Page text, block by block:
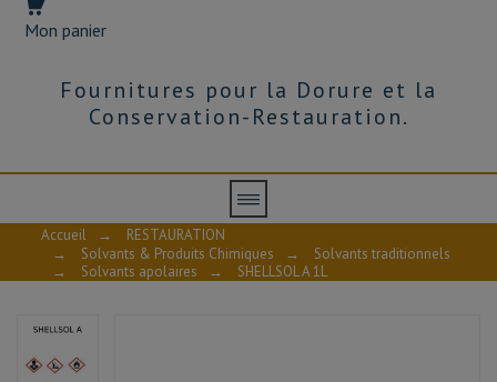
Mon panier
Fournitures pour la Dorure et la
Conservation-Restauration.
Accueil →
RESTAURATION
→
Solvants & Produits Chimiques →
Solvants traditionnels
→
Solvants apolaires → SHELLSOL A 1L